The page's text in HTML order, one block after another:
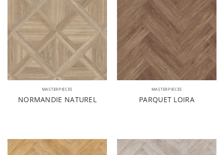
MASTERPIECES
NORMANDIE NATUREL
MASTERPIECES
PARQUET LOIRA